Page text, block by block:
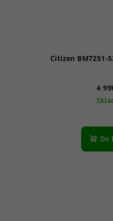
Citizen BM7251-
4
Do